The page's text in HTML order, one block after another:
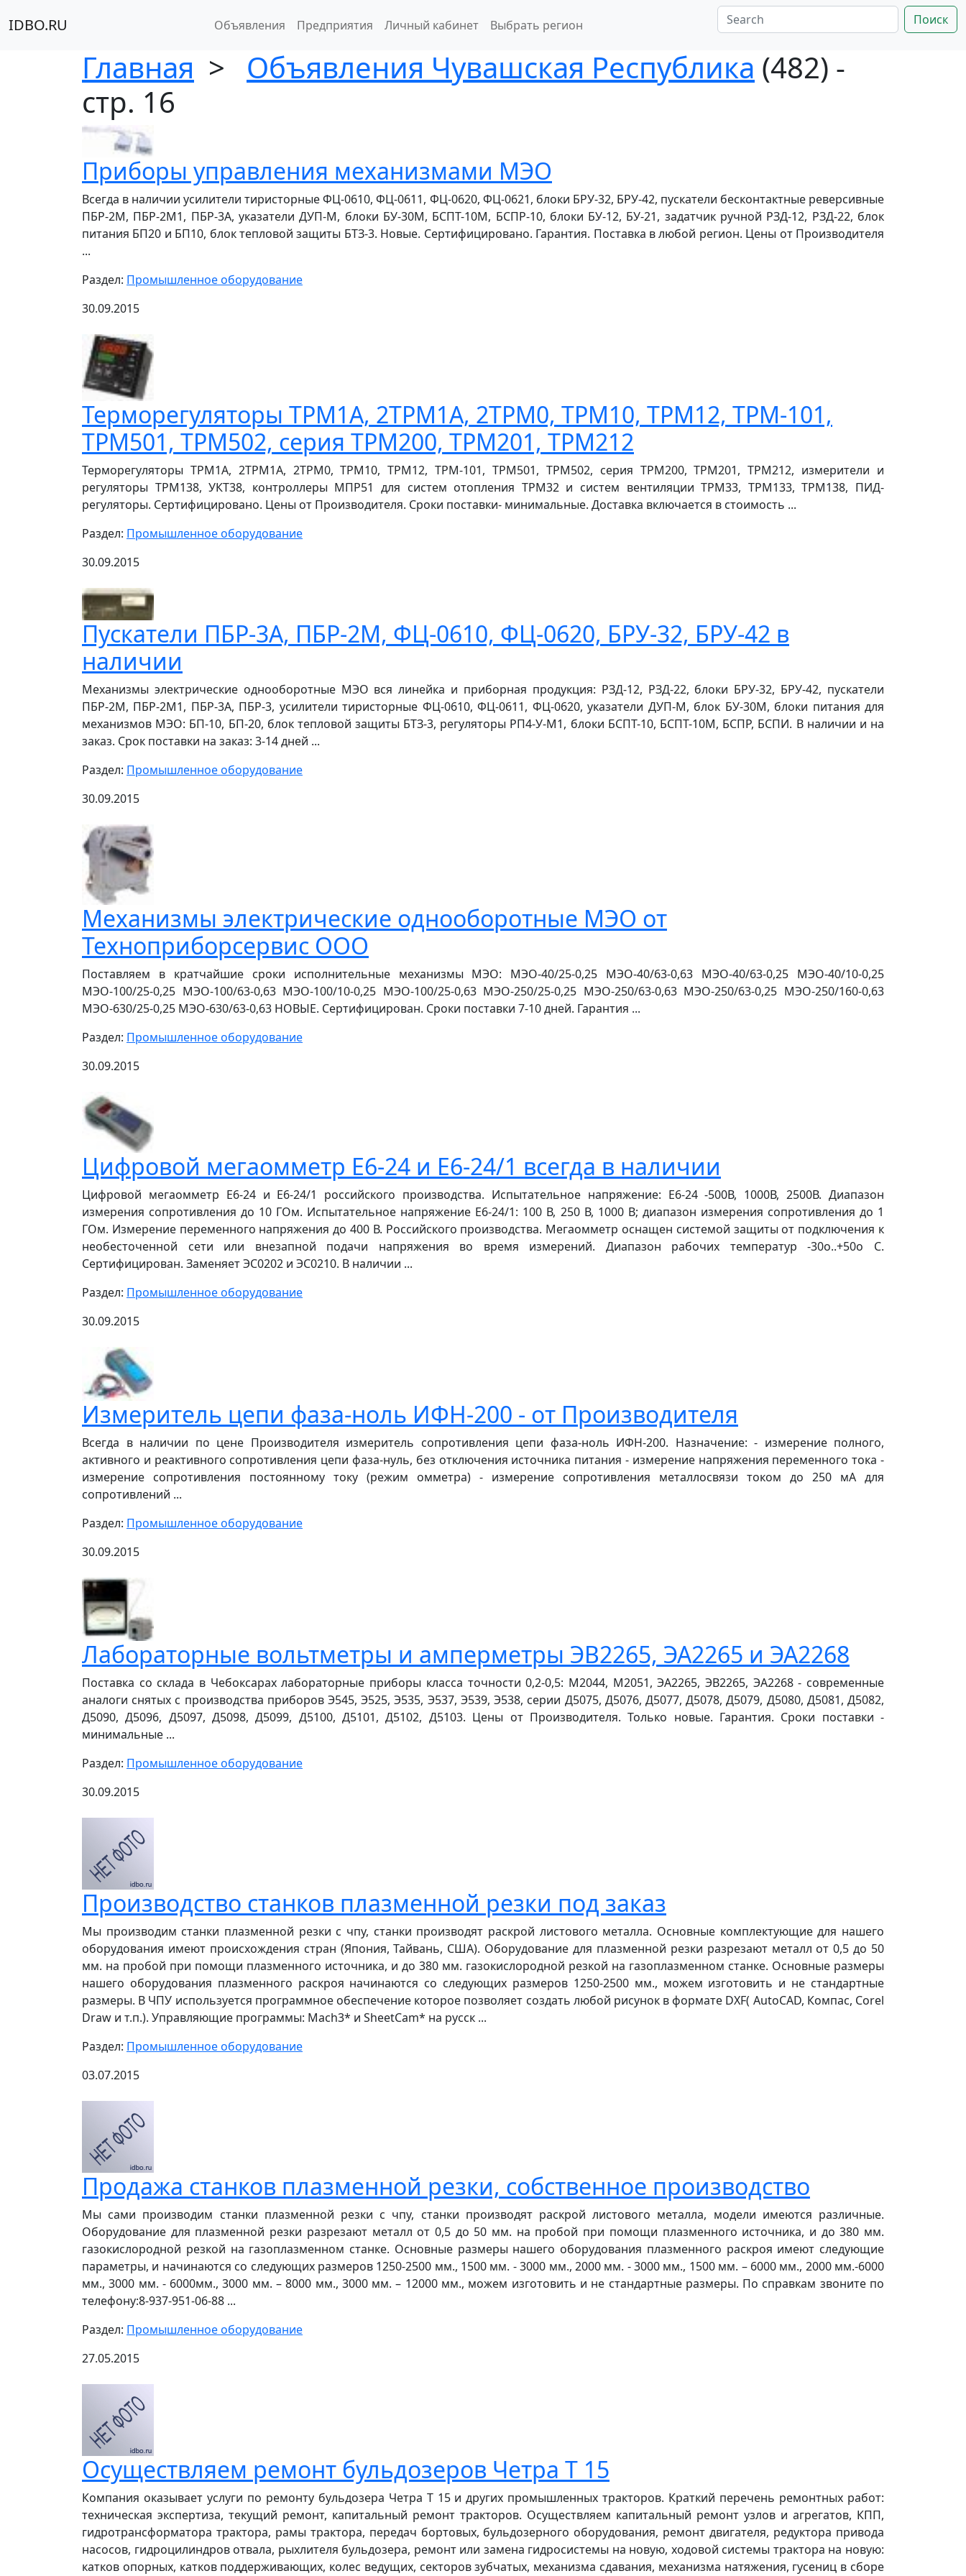
IDBO.RU Объявления Предприятия Личный кабинет Выбрать регион Поиск
Главная > Объявления Чувашская Республика (482) -
стр. 16
Приборы управления механизмами МЭО
Всегда в наличии усилители тиристорные ФЦ-0610, ФЦ-0611, ФЦ-0620, ФЦ-0621, блоки БРУ-32, БРУ-42, пускатели бесконтактные реверсивные
ПБР-2М, ПБР-2М1, ПБР-3А, указатели ДУП-М, блоки БУ-30М, БСПТ-10М, БСПР-10, блоки БУ-12, БУ-21, задатчик ручной РЗД-12, РЗД-22, блок
питания БП20 и БП10, блок тепловой защиты БТЗ-3. Новые. Сертифицировано. Гарантия. Поставка в любой регион. Цены от Производителя
...
Раздел: Промышленное оборудование
30.09.2015
Терморегуляторы ТРМ1А, 2ТРМ1А, 2ТРМ0, ТРМ10, ТРМ12, ТРМ-101,
ТРМ501, ТРМ502, серия ТРМ200, ТРМ201, ТРМ212
Терморегуляторы ТРМ1А, 2ТРМ1А, 2ТРМ0, ТРМ10, ТРМ12, ТРМ-101, ТРМ501, ТРМ502, серия ТРМ200, ТРМ201, ТРМ212, измерители и
регуляторы ТРМ138, УКТ38, контроллеры МПР51 для систем отопления ТРМ32 и систем вентиляции ТРМ33, ТРМ133, ТРМ138, ПИД-
регуляторы. Сертифицировано. Цены от Производителя. Сроки поставки- минимальные. Доставка включается в стоимость ...
Раздел: Промышленное оборудование
30.09.2015
Пускатели ПБР-3А, ПБР-2М, ФЦ-0610, ФЦ-0620, БРУ-32, БРУ-42 в
наличии
Механизмы электрические однооборотные МЭО вся линейка и приборная продукция: РЗД-12, РЗД-22, блоки БРУ-32, БРУ-42, пускатели
ПБР-2М, ПБР-2М1, ПБР-3А, ПБР-3, усилители тиристорные ФЦ-0610, ФЦ-0611, ФЦ-0620, указатели ДУП-М, блок БУ-30М, блоки питания для
механизмов МЭО: БП-10, БП-20, блок тепловой защиты БТЗ-3, регуляторы РП4-У-М1, блоки БСПТ-10, БСПТ-10М, БСПР, БСПИ. В наличии и на
заказ. Срок поставки на заказ: 3-14 дней ...
Раздел: Промышленное оборудование
30.09.2015
Механизмы электрические однооборотные МЭО от
Техноприборсервис ООО
Поставляем в кратчайшие сроки исполнительные механизмы МЭО: МЭО-40/25-0,25 МЭО-40/63-0,63 МЭО-40/63-0,25 МЭО-40/10-0,25
МЭО-100/25-0,25 МЭО-100/63-0,63 МЭО-100/10-0,25 МЭО-100/25-0,63 МЭО-250/25-0,25 МЭО-250/63-0,63 МЭО-250/63-0,25 МЭО-250/160-0,63
МЭО-630/25-0,25 МЭО-630/63-0,63 НОВЫЕ. Сертифицирован. Сроки поставки 7-10 дней. Гарантия ...
Раздел: Промышленное оборудование
30.09.2015
Цифровой мегаомметр Е6-24 и Е6-24/1 всегда в наличии
Цифровой мегаомметр Е6-24 и Е6-24/1 российского производства. Испытательное напряжение: Е6-24 -500В, 1000В, 2500В. Диапазон
измерения сопротивления до 10 ГОм. Испытательное напряжение Е6-24/1: 100 В, 250 В, 1000 В; диапазон измерения сопротивления до 1
ГОм. Измерение переменного напряжения до 400 В. Российского производства. Мегаомметр оснащен системой защиты от подключения к
необесточенной сети или внезапной подачи напряжения во время измерений. Диапазон рабочих температур -30о..+50о С.
Сертифицирован. Заменяет ЭС0202 и ЭС0210. В наличии ...
Раздел: Промышленное оборудование
30.09.2015
Измеритель цепи фаза-ноль ИФН-200 - от Производителя
Всегда в наличии по цене Производителя измеритель сопротивления цепи фаза-ноль ИФН-200. Назначение: - измерение полного,
активного и реактивного сопротивления цепи фаза-нуль, без отключения источника питания - измерение напряжения переменного тока -
измерение сопротивления постоянному току (режим омметра) - измерение сопротивления металлосвязи током до 250 мА для
сопротивлений ...
Раздел: Промышленное оборудование
30.09.2015
Лабораторные вольтметры и амперметры ЭВ2265, ЭА2265 и ЭА2268
Поставка со склада в Чебоксарах лабораторные приборы класса точности 0,2-0,5: М2044, М2051, ЭА2265, ЭВ2265, ЭА2268 - современные
аналоги снятых с производства приборов Э545, Э525, Э535, Э537, Э539, Э538, серии Д5075, Д5076, Д5077, Д5078, Д5079, Д5080, Д5081, Д5082,
Д5090, Д5096, Д5097, Д5098, Д5099, Д5100, Д5101, Д5102, Д5103. Цены от Производителя. Только новые. Гарантия. Сроки поставки -
минимальные ...
Раздел: Промышленное оборудование
30.09.2015
Производство станков плазменной резки под заказ
Мы производим станки плазменной резки с чпу, станки производят раскрой листового металла. Основные комплектующие для нашего
оборудования имеют происхождения стран (Япония, Тайвань, США). Оборудование для плазменной резки разрезают металл от 0,5 до 50
мм. на пробой при помощи плазменного источника, и до 380 мм. газокислородной резкой на газоплазменном станке. Основные размеры
нашего оборудования плазменного раскроя начинаются со следующих размеров 1250-2500 мм., можем изготовить и не стандартные
размеры. В ЧПУ используется программное обеспечение которое позволяет создать любой рисунок в формате DXF( AutoCAD, Компас, Corel
Draw и т.п.). Управляющие программы: Mach3* и SheetCam* на русск ...
Раздел: Промышленное оборудование
03.07.2015
Продажа станков плазменной резки, собственное производство
Мы сами производим станки плазменной резки с чпу, станки производят раскрой листового металла, модели имеются различные.
Оборудование для плазменной резки разрезают металл от 0,5 до 50 мм. на пробой при помощи плазменного источника, и до 380 мм.
газокислородной резкой на газоплазменном станке. Основные размеры нашего оборудования плазменного раскроя имеют следующие
параметры, и начинаются со следующих размеров 1250-2500 мм., 1500 мм. - 3000 мм., 2000 мм. - 3000 мм., 1500 мм. – 6000 мм., 2000 мм.-6000
мм., 3000 мм. - 6000мм., 3000 мм. – 8000 мм., 3000 мм. – 12000 мм., можем изготовить и не стандартные размеры. По справкам звоните по
телефону:8-937-951-06-88 ...
Раздел: Промышленное оборудование
27.05.2015
Осуществляем ремонт бульдозеров Четра Т 15
Компания оказывает услуги по ремонту бульдозера Четра Т 15 и других промышленных тракторов. Краткий перечень ремонтных работ:
техническая экспертиза, текущий ремонт, капитальный ремонт тракторов. Осуществляем капитальный ремонт узлов и агрегатов, КПП,
гидротрансформатора трактора, рамы трактора, передач бортовых, бульдозерного оборудования, ремонт двигателя, редуктора привода
насосов, гидроцилиндров отвала, рыхлителя бульдозера, ремонт или замена гидросистемы на новую, ходовой системы трактора на новую:
катков опорных, катков поддерживающих, колес ведущих, секторов зубчатых, механизма сдавания, механизма натяжения, гусениц в сборе